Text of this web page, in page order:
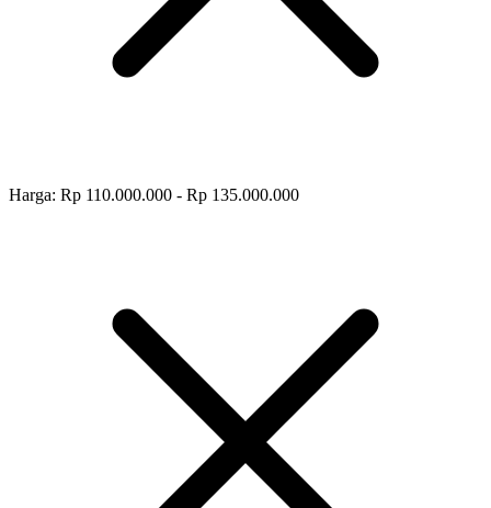
Harga: Rp 110.000.000 - Rp 135.000.000